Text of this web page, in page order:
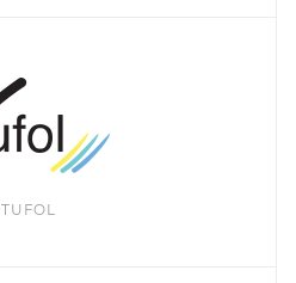
TUFOL